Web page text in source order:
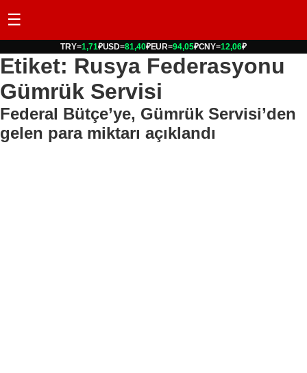
☰
TRY=1,71₽USD=81,40₽EUR=94,05₽CNY=12,06₽
Etiket: Rusya Federasyonu
Gümrük Servisi
Federal Bütçe’ye, Gümrük Servisi’den
gelen para miktarı açıklandı